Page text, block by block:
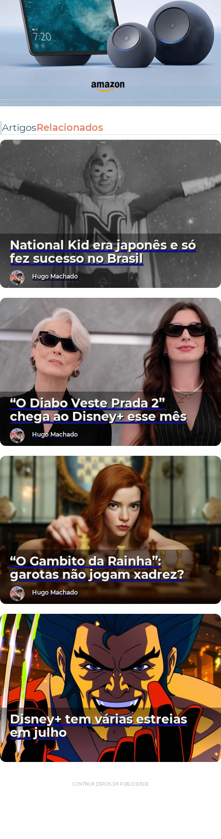
ArtigosRelacionados
National Kid era japonês e só
fez sucesso no Brasil
Hugo Machado
“O Diabo Veste Prada 2”
chega ao Disney+ esse mês
Hugo Machado
“O Gambito da Rainha”:
garotas não jogam xadrez?
Hugo Machado
Disney+ tem várias estreias
em julho
CONTINUA DEPOIS DA PUBLICIDADE